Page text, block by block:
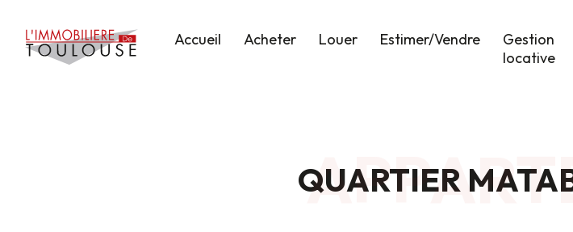
Accueil Acheter Louer Estimer/Vendre
Gestion
locative
QUARTIER